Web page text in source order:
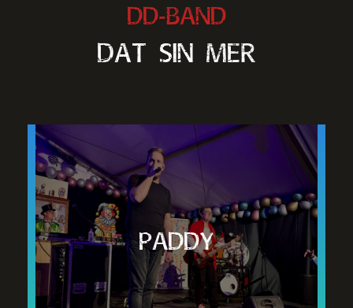
DD-BAND
DAT SIN MER
Paddy